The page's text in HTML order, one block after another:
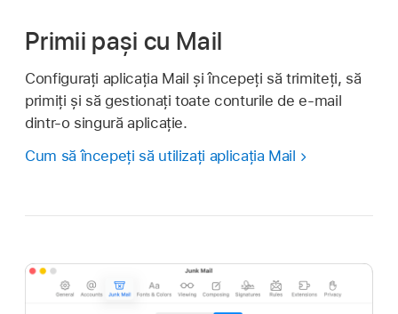
Primii pași cu Mail
Configurați aplicația Mail și începeți să trimiteți, să
primiți și să gestionați toate conturile de e-mail
dintr-o singură aplicație.
Cum să începeți să utilizați aplicația Mail